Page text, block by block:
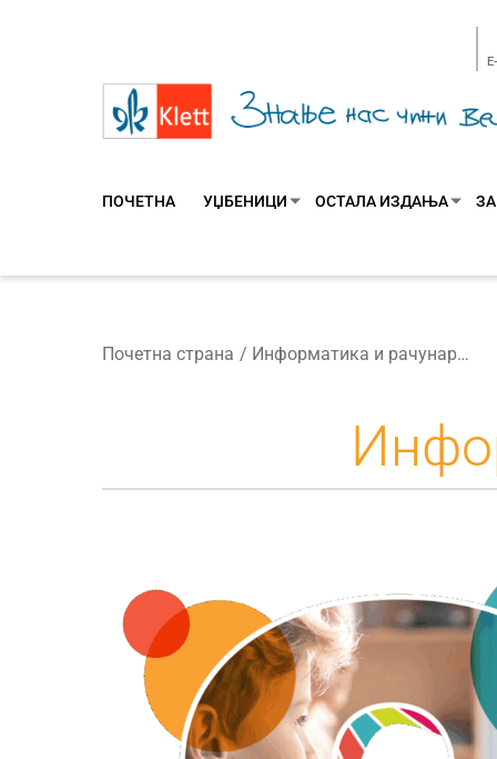
ПОЧЕТНА УЏБЕНИЦИ ОСТАЛА ИЗДАЊА
Почетна страна Информатика и рачунарство 8